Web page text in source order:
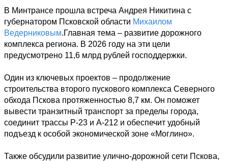
В Минтрансе прошла встреча Андрея Никитина с
губернатором Псковской области Михаилом
Ведерниковым.Главная тема – развитие дорожного
комплекса региона. В 2026 году на эти цели
предусмотрено 11,6 млрд рублей господдержки.
Один из ключевых проектов – продолжение
строительства второго пускового комплекса Северного
обхода Пскова протяженностью 8,7 км. Он поможет
вывести транзитный транспорт за пределы города,
соединит трассы Р-23 и А-212 и обеспечит удобный
подъезд к особой экономической зоне «Моглино».
Также обсудили развитие улично-дорожной сети Пскова,